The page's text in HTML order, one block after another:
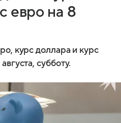
евро на 8
курс доллара и курс
субботу.